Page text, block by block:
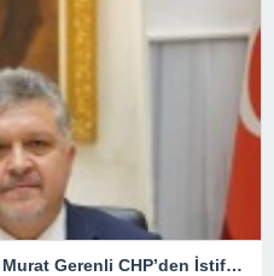
Lüleburgaz Belediye Başkanı Murat Gerenli CHP’den İstifa Etti